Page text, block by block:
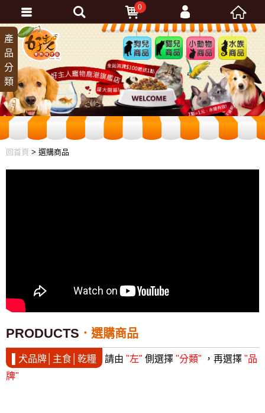
狗兒
商品
貓兒
商品
小動
物商
品
水族
商品
回首頁 > 選購商品
產
品
分
類
PRODUCTS 選購商品
▌犬品牌│主食│乾糧 請由 "左" 側選擇 "分類" ，再選擇 "品
牌"
0
會員登入
忘記密碼
加入會員
訂單查詢